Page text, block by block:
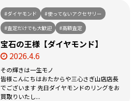
#ダイヤモンド
#使ってないアクセサリー
#査定だけでも大歓迎
#高額査定
宝石の王様【ダイヤモンド】
2026.4.6
その輝きは一生モノ
皆様こんにちはおたからや三心さぎ山店店長
でございます 先日ダイヤモンドのリングをお
買取りいたし...